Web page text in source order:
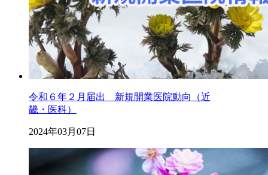
令和６年２月届出 新規開業医院動向（近
畿・医科）
2024年03月07日